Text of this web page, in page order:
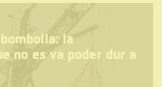
la
no es va poder dur a